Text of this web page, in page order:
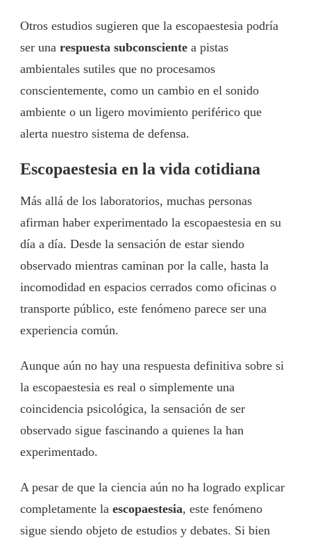
Otros estudios sugieren que la escopaestesia podría
ser una respuesta subconsciente a pistas
ambientales sutiles que no procesamos
conscientemente, como un cambio en el sonido
ambiente o un ligero movimiento periférico que
alerta nuestro sistema de defensa.
Escopaestesia en la vida cotidiana
Más allá de los laboratorios, muchas personas
afirman haber experimentado la escopaestesia en su
día a día. Desde la sensación de estar siendo
observado mientras caminan por la calle, hasta la
incomodidad en espacios cerrados como oficinas o
transporte público, este fenómeno parece ser una
experiencia común.
Aunque aún no hay una respuesta definitiva sobre si
la escopaestesia es real o simplemente una
coincidencia psicológica, la sensación de ser
observado sigue fascinando a quienes la han
experimentado.
A pesar de que la ciencia aún no ha logrado explicar
completamente la escopaestesia, este fenómeno
sigue siendo objeto de estudios y debates. Si bien